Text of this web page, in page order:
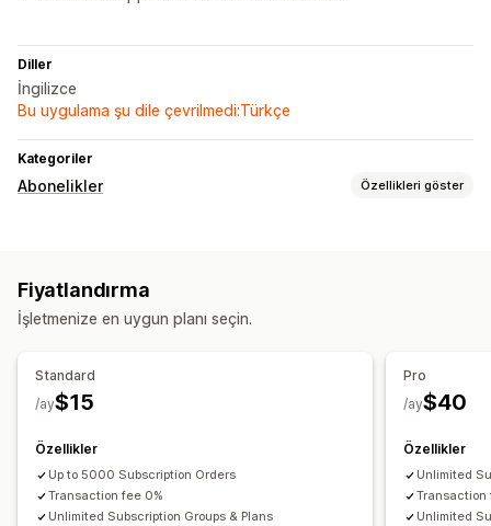
Diller
İngilizce
Bu uygulama şu dile çevrilmedi:Türkçe
Kategoriler
Abonelikler Özellikleri göster
Ayarlayabileceğiniz fiyatlandırma
Fiyatlandırma
İşletmenize en uygun planı seçin.
Standard
$15
/ay
Özellikler
Up to 5000 Subscription Orders
Transaction fee 0%
Unlimited Subscription Groups & Plans
Pro
$40
/ay
Özellikler
Unlimited
Transaction
Unlimited